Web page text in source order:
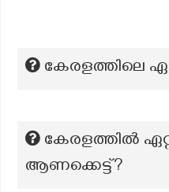
കേരളത്തിലെ
കേരളത്തില്‍
ആണക്കെട്ട്?